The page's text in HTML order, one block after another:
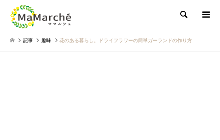
検索
記事 趣味 花のある暮らし。ドライフラワーの簡単ガーランドの作り方